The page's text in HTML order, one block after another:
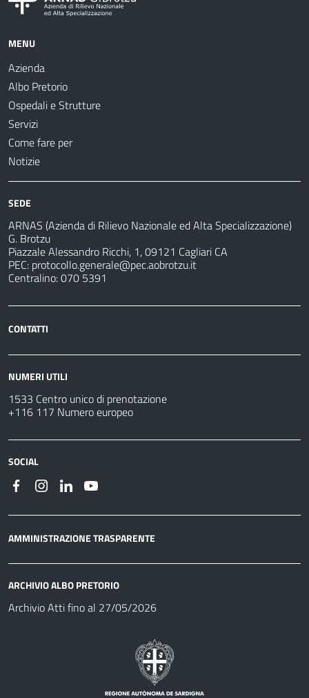
MENU
Azienda
Albo Pretorio
Ospedali e Strutture
Servizi
Come fare per
Notizie
SEDE
ARNAS (Azienda di Rilievo Nazionale ed Alta Specializzazione)
G. Brotzu
Piazzale Alessandro Ricchi, 1, 09121 Cagliari CA
PEC: protocollo.generale@pec.aobrotzu.it
Centralino: 070 5391
CONTATTI
NUMERI UTILI
1533 Centro unico di prenotazione
+116 117 Numero europeo
SOCIAL
AMMINISTRAZIONE TRASPARENTE
ARCHIVIO ALBO PRETORIO
Archivio Atti fino al 27/05/2026